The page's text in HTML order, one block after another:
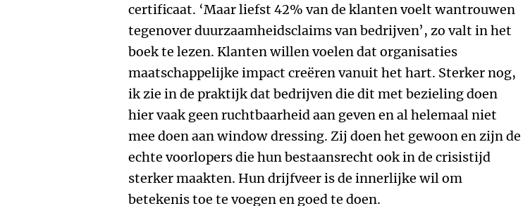
certificaat. ‘Maar liefst 42% van de klanten voelt wantrouwen
tegenover duurzaamheidsclaims van bedrijven’, zo valt in het
boek te lezen. Klanten willen voelen dat organisaties
maatschappelijke impact creëren vanuit het hart. Sterker nog,
ik zie in de praktijk dat bedrijven die dit met bezieling doen
hier vaak geen ruchtbaarheid aan geven en al helemaal niet
mee doen aan window dressing. Zij doen het gewoon en zijn de
echte voorlopers die hun bestaansrecht ook in de crisistijd
sterker maakten. Hun drijfveer is de innerlijke wil om
betekenis toe te voegen en goed te doen.